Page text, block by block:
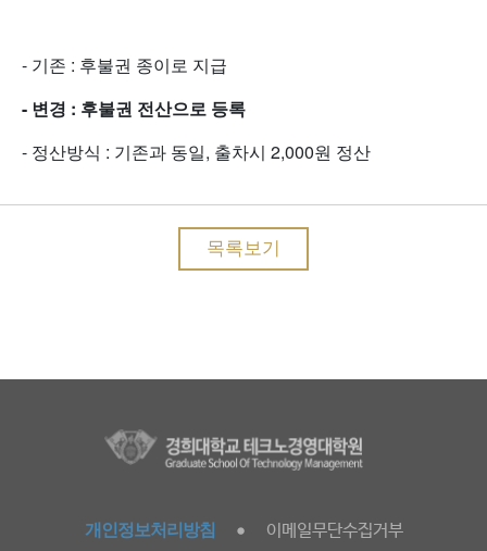
- 기존 : 후불권 종이로 지급
- 변경 : 후불권 전산으로 등록
- 정산방식 : 기존과 동일, 출차시 2,000원 정산
목록보기
개인정보처리방침 ● 이메일무단수집거부